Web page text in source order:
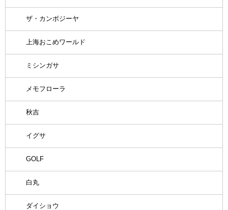
ザ・カンボジーヤ
上海おこめワールド
ミシンガサ
メモフローラ
秋吉
イグサ
GOLF
白丸
ダイショウ